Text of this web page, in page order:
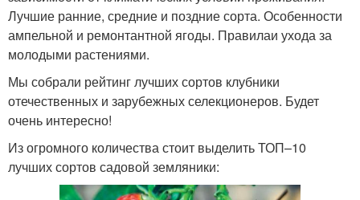
Лучшие ранние, средние и поздние сорта. Особенности
ампельной и ремонтантной ягоды. Правилаи ухода за
молодыми растениями.
Мы собрали рейтинг лучших сортов клубники
отечественных и зарубежных селекционеров. Будет
очень интересно!
Из огромного количества стоит выделить ТОП–10
лучших сортов садовой земляники: